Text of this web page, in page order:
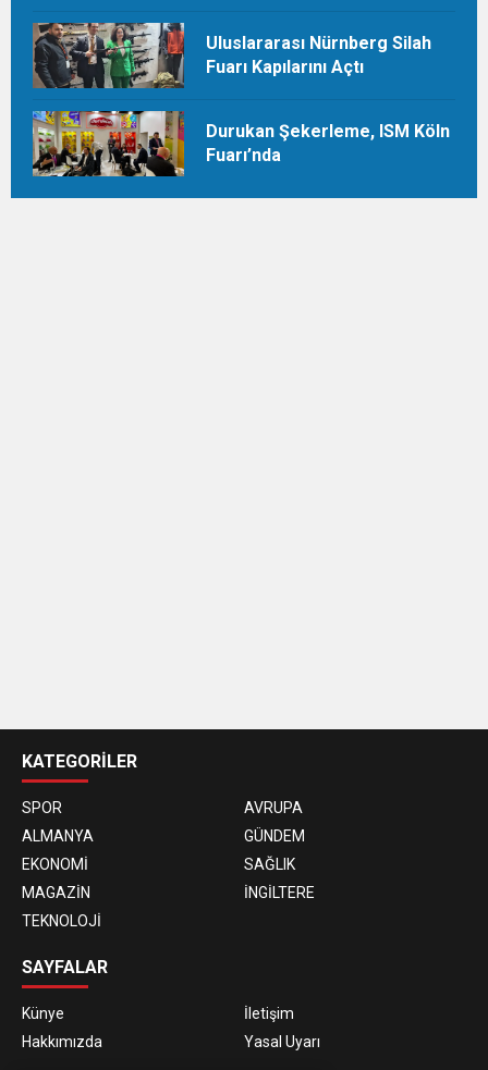
Uluslararası Nürnberg Silah
Fuarı Kapılarını Açtı
Durukan Şekerleme, ISM Köln
Fuarı’nda
siteleri
KATEGORİLER
SPOR
AVRUPA
ALMANYA
GÜNDEM
EKONOMİ
SAĞLIK
MAGAZİN
İNGİLTERE
TEKNOLOJİ
SAYFALAR
Künye
İletişim
Hakkımızda
Yasal Uyarı